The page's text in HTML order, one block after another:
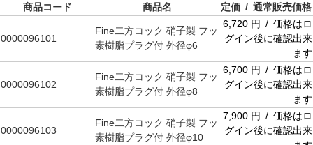
商品コード 商品名 定価 / 通常販売価格
0000096101
Fine二方コック 硝子製 フッ
素樹脂プラグ付 外径φ6
6,720 円 / 価格はロ
グイン後に確認出来
ます
0000096102
Fine二方コック 硝子製 フッ
素樹脂プラグ付 外径φ8
6,700 円 / 価格はロ
グイン後に確認出来
ます
0000096103
Fine二方コック 硝子製 フッ
素樹脂プラグ付 外径φ10
7,900 円 / 価格はロ
グイン後に確認出来